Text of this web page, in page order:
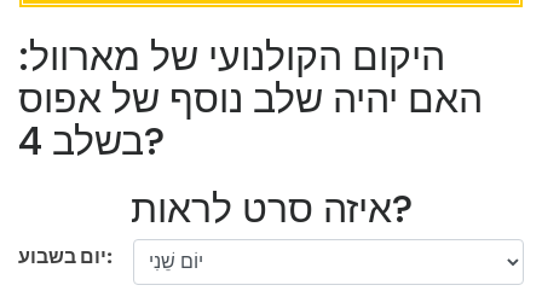
היקום הקולנועי של מארוול:
האם יהיה שלב נוסף של אפוס
בשלב 4?
איזה סרט לראות?
יום בשבוע: